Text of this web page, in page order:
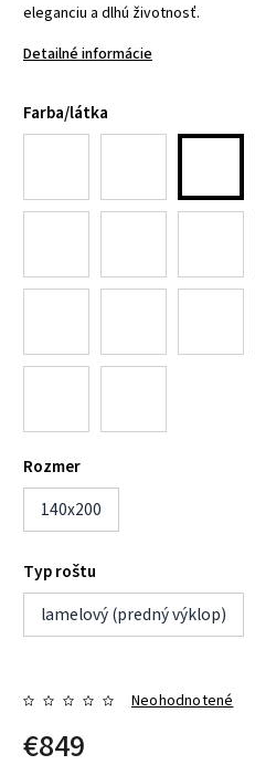
eleganciu a dlhú životnosť.
Detailné informácie
Farba/látka
Rozmer
140x200
Typ roštu
lamelový (predný výklop)
Neohodnotené
€849